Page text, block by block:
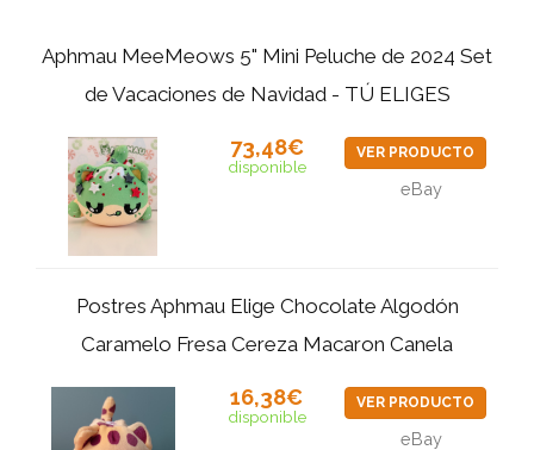
Aphmau MeeMeows 5" Mini Peluche de 2024 Set
de Vacaciones de Navidad - TÚ ELIGES
73,48€
disponible
VER PRODUCTO
eBay
Postres Aphmau Elige Chocolate Algodón
Caramelo Fresa Cereza Macaron Canela
16,38€
disponible
VER PRODUCTO
eBay